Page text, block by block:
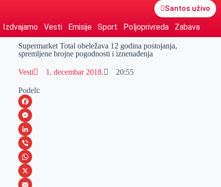
Santos uživo
Izdvajamo Vesti Emisije Sport Poljoprivreda Zabava
Supermarket Total obeležava 12 godina postojanja,
spremljene brojne pogodnosti i iznenađenja
Vesti 1. decembar 2018. 20:55
Podeli:
F
a
c
e
b
o
M
e
s
s
e
L
i
n
k
V
i
b
W
h
X